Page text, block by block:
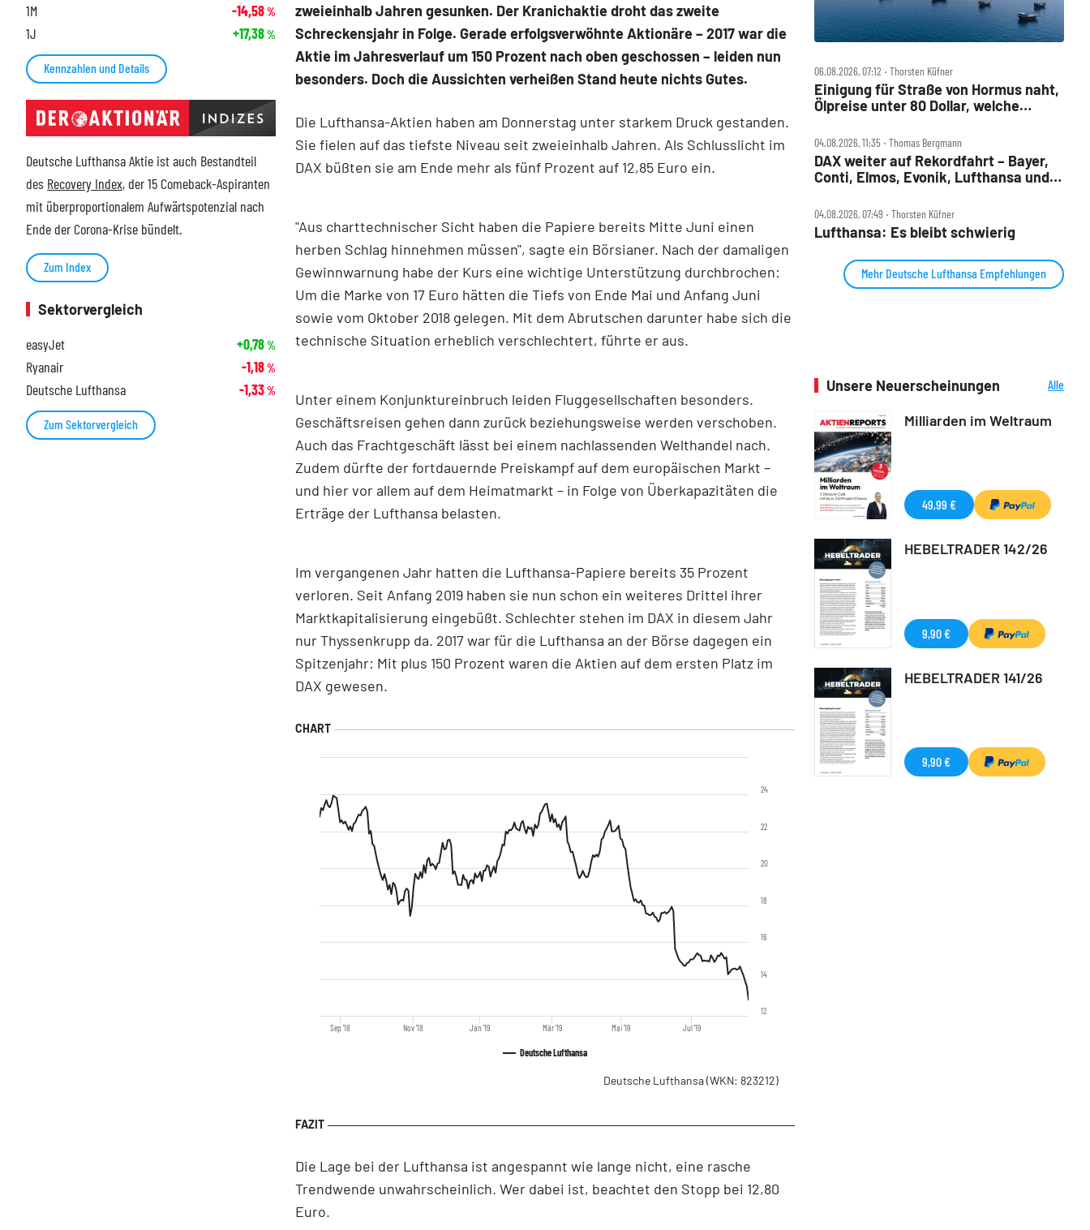
zweieinhalb Jahren gesunken. Der Kranichaktie droht das zweite
Schreckensjahr in Folge. Gerade erfolgsverwöhnte Aktionäre – 2017 war die
Aktie im Jahresverlauf um 150 Prozent nach oben geschossen – leiden nun
besonders. Doch die Aussichten verheißen Stand heute nichts Gutes.
Die Lufthansa-Aktien haben am Donnerstag unter starkem Druck gestanden.
Sie fielen auf das tiefste Niveau seit zweieinhalb Jahren. Als Schlusslicht im
DAX büßten sie am Ende mehr als fünf Prozent auf 12,85 Euro ein.
"Aus charttechnischer Sicht haben die Papiere bereits Mitte Juni einen
herben Schlag hinnehmen müssen", sagte ein Börsianer. Nach der damaligen
Gewinnwarnung habe der Kurs eine wichtige Unterstützung durchbrochen:
Um die Marke von 17 Euro hätten die Tiefs von Ende Mai und Anfang Juni
sowie vom Oktober 2018 gelegen. Mit dem Abrutschen darunter habe sich die
technische Situation erheblich verschlechtert, führte er aus.
Unter einem Konjunktureinbruch leiden Fluggesellschaften besonders.
Geschäftsreisen gehen dann zurück beziehungsweise werden verschoben.
Auch das Frachtgeschäft lässt bei einem nachlassenden Welthandel nach.
Zudem dürfte der fortdauernde Preiskampf auf dem europäischen Markt –
und hier vor allem auf dem Heimatmarkt – in Folge von Überkapazitäten die
Erträge der Lufthansa belasten.
Im vergangenen Jahr hatten die Lufthansa-Papiere bereits 35 Prozent
verloren. Seit Anfang 2019 haben sie nun schon ein weiteres Drittel ihrer
Marktkapitalisierung eingebüßt. Schlechter stehen im DAX in diesem Jahr
nur Thyssenkrupp da. 2017 war für die Lufthansa an der Börse dagegen ein
Spitzenjahr: Mit plus 150 Prozent waren die Aktien auf dem ersten Platz im
DAX gewesen.
Deutsche Lufthansa
Sep '18 Nov '18 Jan '19 Mär '19 Mai '19 Jul '19
12
14
16
18
20
22
24
Deutsche Lufthansa(WKN: 823212)
Die Lage bei der Lufthansa ist angespannt wie lange nicht, eine rasche
Trendwende unwahrscheinlich. Wer dabei ist, beachtet den Stopp bei 12,80
Euro.
1M -14,58%
1J +17,38%
Kennzahlen und Details
Deutsche Lufthansa Aktie ist auch Bestandteil
des Recovery Index, der 15 Comeback-Aspiranten
mit überproportionalem Aufwärtspotenzial nach
Ende der Corona-Krise bündelt.
Zum Index
Sektorvergleich
easyJet
+0,78%
Ryanair -1,18%
Deutsche Lufthansa -1,33%
Zum Sektorvergleich
06.08.2026, 07:12 ‧ Thorsten Küfner
Einigung für Straße von Hormus naht,
Ölpreise unter 80 Dollar, welche
04.08.2026, 11:35 ‧ Thomas Bergmann
DAX weiter auf Rekordfahrt – Bayer,
Conti, Elmos, Evonik, Lufthansa und
04.08.2026, 07:49 ‧ Thorsten Küfner
Lufthansa: Es bleibt schwierig
Mehr Deutsche Lufthansa Empfehlungen
Unsere Neuerscheinungen
Alle
Milliarden im Weltraum
49,99 €
HEBELTRADER 142/26
9,90 €
HEBELTRADER 141/26
9,90 €